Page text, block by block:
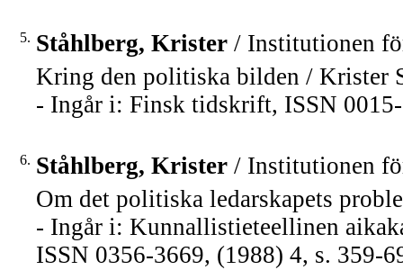
5. Ståhlberg, Krister / Institutionen
Kring den politiska bilden / Krister
- Ingår i: Finsk tidskrift, ISSN
6. Ståhlberg, Krister / Institutionen
Om det politiska ledarskapets
- Ingår i: Kunnallistieteellinen
ISSN 0356-3669, (1988) 4, s. 359-